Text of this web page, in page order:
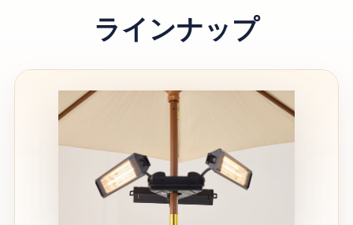
ラインナップ